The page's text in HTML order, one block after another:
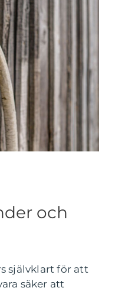
och
självklart för att
säker att